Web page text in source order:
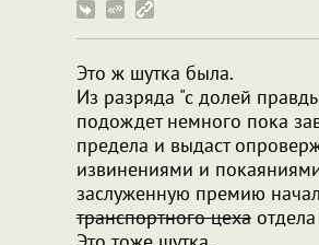
Это ж шутка была.
Из разряда "с долей
подождет немного пока
предела и выдаст
извинениями и
заслуженную премию
транспортного цеха